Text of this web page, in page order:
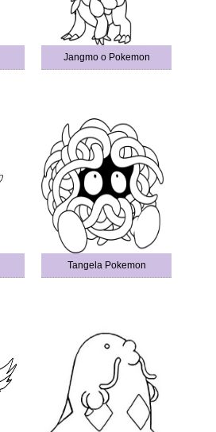
Jangmo o Pokemon
Tangela Pokemon